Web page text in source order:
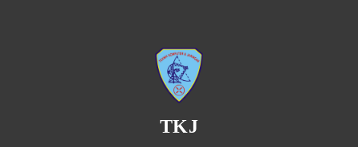
TKJ